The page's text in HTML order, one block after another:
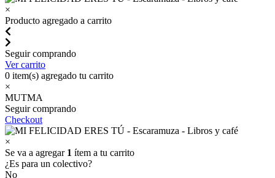
×
Producto agregado a carrito
Seguir comprando
Ver carrito
0 item(s) agregado tu carrito
×
MUTMA
Seguir comprando
Checkout
×
Se va a agregar 1 ítem a tu carrito
¿Es para un colectivo?
No